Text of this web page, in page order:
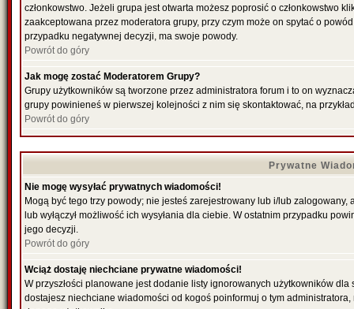
członkowstwo. Jeżeli grupa jest otwarta możesz poprosić o członkowstwo
zaakceptowana przez moderatora grupy, przy czym może on spytać o
przypadku negatywnej decyzji, ma swoje powody.
Powrót do góry
Jak mogę zostać Moderatorem Grupy?
Grupy użytkowników są tworzone przez administratora forum i to on
grupy powinieneś w pierwszej kolejności z nim się skontaktować, na
Powrót do góry
Prywatne
Nie mogę wysyłać prywatnych wiadomości!
Mogą być tego trzy powody; nie jesteś zarejestrowany lub i/lub zalogowany,
lub wyłączył możliwość ich wysyłania dla ciebie. W ostatnim przypadku
jego decyzji.
Powrót do góry
Wciąż dostaję niechciane prywatne wiadomości!
W przyszłości planowane jest dodanie listy ignorowanych użytkowników
dostajesz niechciane wiadomości od kogoś poinformuj o tym